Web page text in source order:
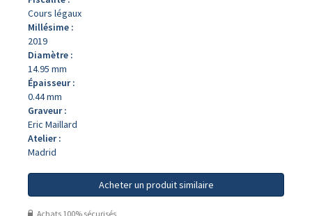
Cours légaux
Millésime :
2019
Diamètre :
14.95 mm
Épaisseur :
0.44 mm
Graveur :
Eric Maillard
Atelier :
Madrid
Acheter un produit similaire
Achats 100% sécurisés